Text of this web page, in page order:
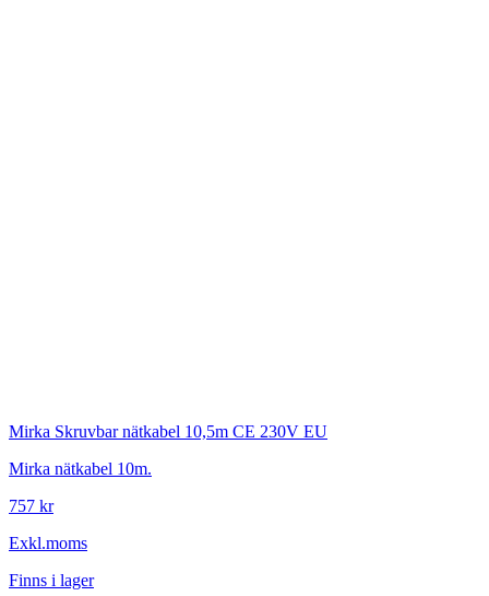
Mirka Skruvbar nätkabel 10,5m CE 230V EU
Mirka nätkabel 10m.
757 kr
Exkl.moms
Finns i lager